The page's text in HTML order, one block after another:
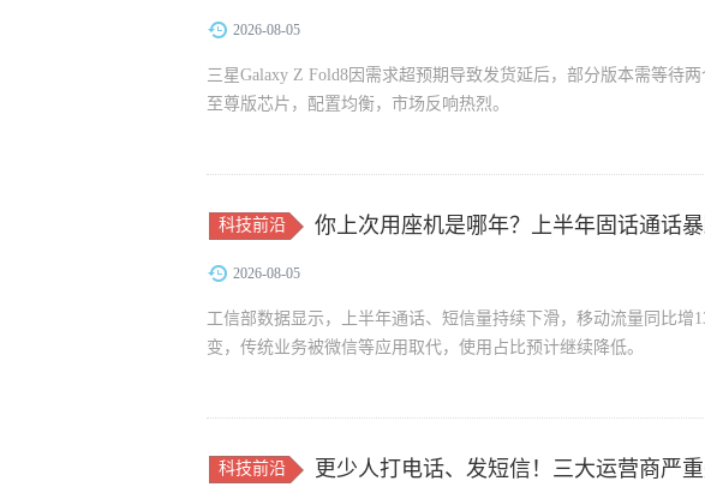
2026-08-05
三星Galaxy Z Fold8因需求超预期导致发货延后，部分版本需等待
至尊版芯片，配置均衡，市场反响热烈。
科技前沿 你上次用座机是哪年？上半年固话通话
2026-08-05
工信部数据显示，上半年通话、短信量持续下滑，移动流量同比增
变，传统业务被微信等应用取代，使用占比预计继续降低。
科技前沿 更少人打电话、发短信！三大运营商严重